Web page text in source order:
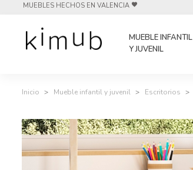
MUEBLES HECHOS EN VALENCIA favorite
MUEBLE INFANTIL
Y JUVENIL
Inicio Mueble infantil y juvenil Escritorios